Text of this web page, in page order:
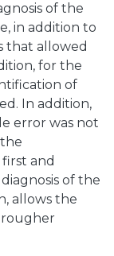
of the
in addition to
that allowed
for the
of
In addition,
error was not
and
of the
allows the